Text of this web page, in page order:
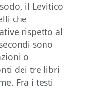
il Levitico
che
rispetto al
sono
o
dei tre libri
Fra i testi